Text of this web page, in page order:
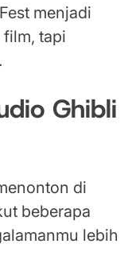
menjadi
tapi
.
Ghibli
di
beberapa
lebih